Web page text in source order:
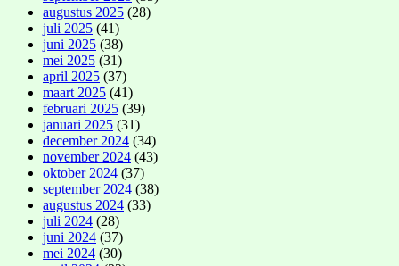
augustus 2025 (28)
juli 2025 (41)
juni 2025 (38)
mei 2025 (31)
april 2025 (37)
maart 2025 (41)
februari 2025 (39)
januari 2025 (31)
december 2024 (34)
november 2024 (43)
oktober 2024 (37)
september 2024 (38)
augustus 2024 (33)
juli 2024 (28)
juni 2024 (37)
mei 2024 (30)